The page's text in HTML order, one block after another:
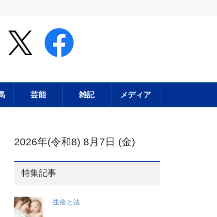
芸能 雑記 メディア
2026年(令和8) 8月7日 (金)
特集記事
生命と法